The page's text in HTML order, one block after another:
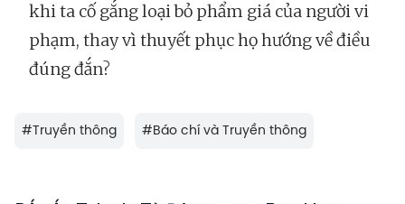
khi ta cố gắng loại bỏ phẩm giá của người vi
phạm, thay vì thuyết phục họ hướng về điều
đúng đắn?
#Truyền thông #Báo chí và Truyền thông